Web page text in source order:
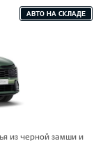
АВТО НА СКЛАДЕ
из черной замши и